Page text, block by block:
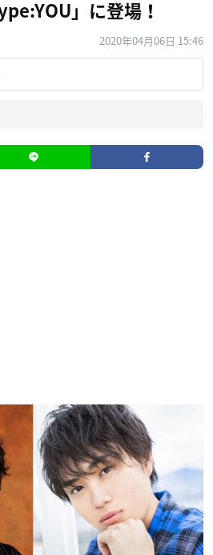
」に登場！
2020年04月06日 15:46